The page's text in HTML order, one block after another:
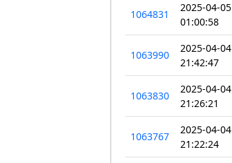
1064831
2025-04-05
01:00:58
1063990
2025-04-04
21:42:47
1063830
2025-04-04
21:26:21
1063767
2025-04-04
21:22:24